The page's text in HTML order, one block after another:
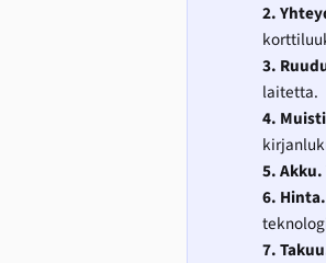
2.
3.
laitetta.
4.
5. Akku.
6. Hinta.
7.